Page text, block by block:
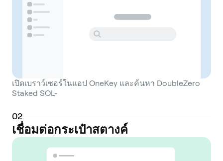
เปิดเบราว์เซอร์ในแอป OneKey และค้นหา DoubleZero
Staked SOL-
02
เชื่อมต่อกระเป๋าสตางค์